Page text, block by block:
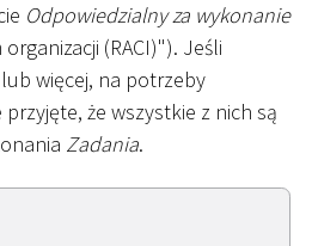
Odpowiedzialny za wykonanie
(RACI)"). Jeśli
więcej, na potrzeby
że wszystkie z nich są
Zadania.